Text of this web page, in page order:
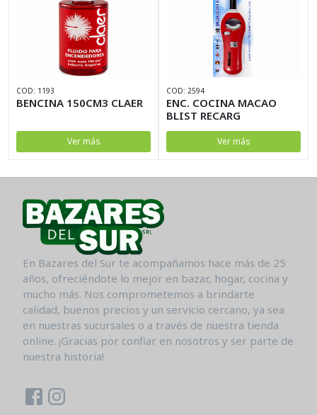
COD: 1193
BENCINA 150CM3 CLAER
Ver más
COD: 2594
ENC. COCINA MACAO
BLIST RECARG
Ver más
En Bazares del Sur te acompañamos hace más de 25
años, ofreciéndote lo mejor en bazar, hogar, cocina y
mucho más. Nos comprometemos a brindarte
calidad, buenos precios y un servicio cercano, ya sea
en nuestras sucursales o a través de nuestra tienda
online. ¡Gracias por confiar en nosotros y ser parte de
nuestra historia!